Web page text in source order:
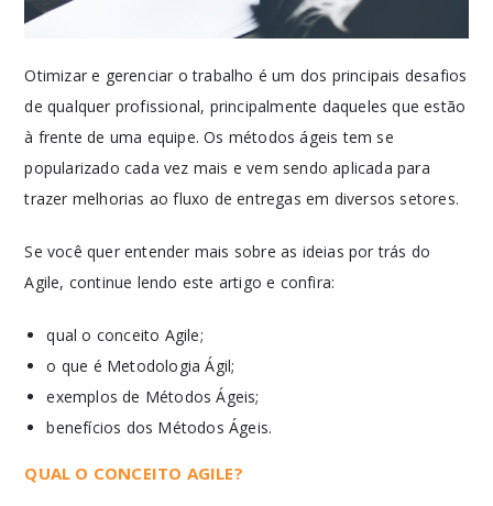
Otimizar e gerenciar o trabalho é um dos principais desafios
de qualquer profissional, principalmente daqueles que estão
à frente de uma equipe. Os métodos ágeis tem se
popularizado cada vez mais e vem sendo aplicada para
trazer melhorias ao fluxo de entregas em diversos setores.
Se você quer entender mais sobre as ideias por trás do
Agile, continue lendo este artigo e confira:
qual o conceito Agile;
o que é Metodologia Ágil;
exemplos de Métodos Ágeis;
benefícios dos Métodos Ágeis.
QUAL O CONCEITO AGILE?